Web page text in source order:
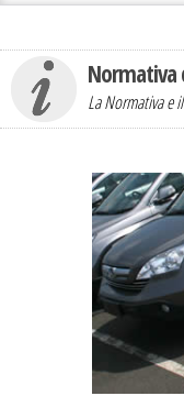
Normativa
La Normativa e